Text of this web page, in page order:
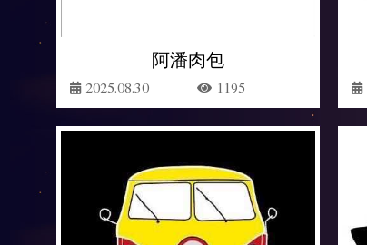
阿潘肉包
2025.08.30 1195